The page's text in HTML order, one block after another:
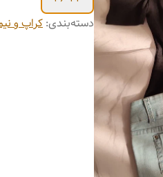
دسته‌بندی:کراپ و